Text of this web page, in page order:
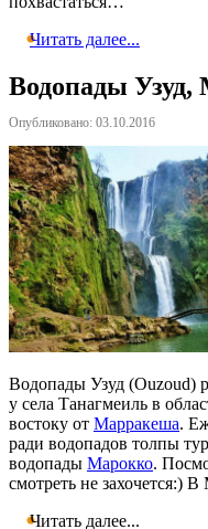
Читать далее...
Водопады Узуд,
Опубликовано: 03.10.2016
Водопады Узуд (Ouzoud)
у села Танагмеиль в
востоку от Марракеша.
ради водопадов толпы
водопады Марокко.
смотреть не захочется:)
Читать далее...